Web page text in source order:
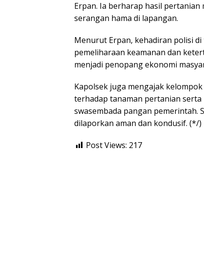
Erpan. Ia berharap hasil
serangan hama di lapangan.
Menurut Erpan, kehadiran polisi
pemeliharaan keamanan dan
menjadi penopang ekonomi
Kapolsek juga mengajak
terhadap tanaman pertanian
swasembada pangan pemerintah.
dilaporkan aman dan kondusif. (*/)
Post Views: 217